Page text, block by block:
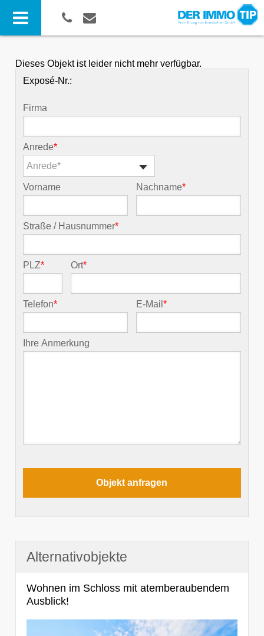
Dieses Objekt ist leider nicht mehr verfügbar.
Exposé-Nr.:
Firma
Anrede*
Anrede*
Vorname Nachname*
Straße / Hausnummer*
PLZ* Ort*
Telefon* E-Mail*
Ihre Anmerkung
Alternativobjekte
Wohnen im Schloss mit atemberaubendem
Ausblick!